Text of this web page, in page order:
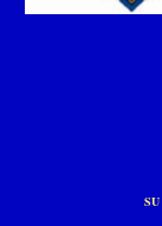
SU